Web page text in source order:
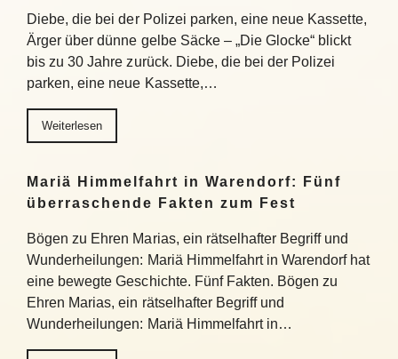
Diebe, die bei der Polizei parken, eine neue Kassette,
Ärger über dünne gelbe Säcke – „Die Glocke“ blickt
bis zu 30 Jahre zurück. Diebe, die bei der Polizei
parken, eine neue Kassette,…
Weiterlesen
Mariä Himmelfahrt in Warendorf: Fünf
überraschende Fakten zum Fest
Bögen zu Ehren Marias, ein rätselhafter Begriff und
Wunderheilungen: Mariä Himmelfahrt in Warendorf hat
eine bewegte Geschichte. Fünf Fakten. Bögen zu
Ehren Marias, ein rätselhafter Begriff und
Wunderheilungen: Mariä Himmelfahrt in…